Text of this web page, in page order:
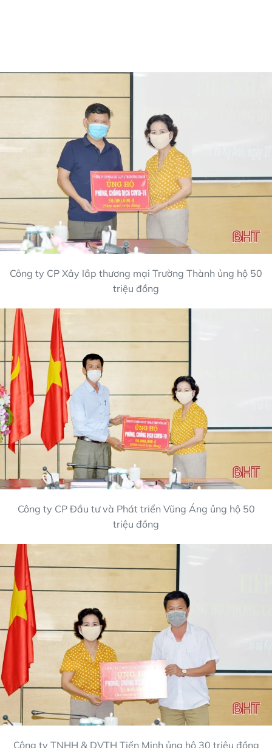
Công ty CP Xây lắp thương mại Trường Thành ủng hộ 50
triệu đồng
Công ty CP Đầu tư và Phát triển Vũng Áng ủng hộ 50
triệu đồng
Công ty TNHH & DVTH Tiến Minh ủng hộ 30 triệu đồng